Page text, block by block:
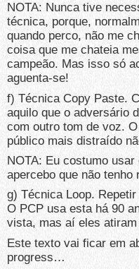
NOTA: Nunca tive
técnica, porque,
quando perco, não me
coisa que me chateia
campeão. Mas isso só
aguenta-se!
f) Técnica Copy Paste.
aquilo que o adversário
com outro tom de voz.
público mais distraído
NOTA: Eu costumo
apercebo que não tenho
g) Técnica Loop.
O PCP usa esta há 90
vista, mas aí eles
Este texto vai ficar em
progress…